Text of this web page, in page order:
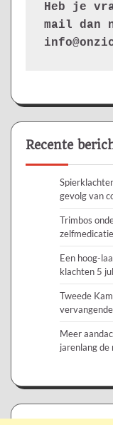
Heb je
mail dan
Recente
gevolg van
Trimbos
Een hoog-
klachten 5
Tweede
Meer
jarenlang de